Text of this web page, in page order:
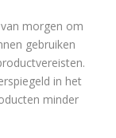
morgen om
gebruiken
in het
minder